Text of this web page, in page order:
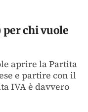
per chi vuole
aprire la Partita
e partire con il
IVA è davvero